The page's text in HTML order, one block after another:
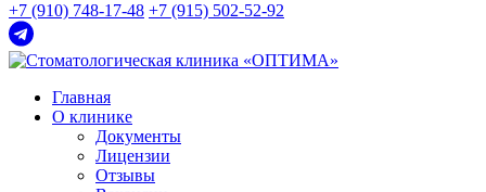
+7 (910) 748-17-48 +7 (915) 502-52-92
Главная
О клинике
Документы
Лицензии
Отзывы